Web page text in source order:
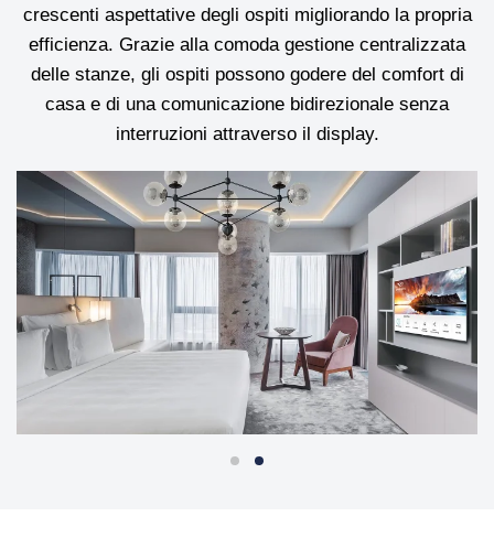
crescenti aspettative degli ospiti migliorando la propria
efficienza. Grazie alla comoda gestione centralizzata
delle stanze, gli ospiti possono godere del comfort di
casa e di una comunicazione bidirezionale senza
interruzioni attraverso il display.